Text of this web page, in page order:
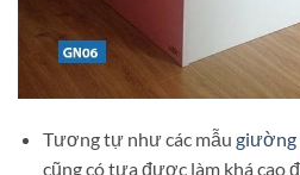
Tương tự như các mẫu giường
cũng có tựa được làm khá cao